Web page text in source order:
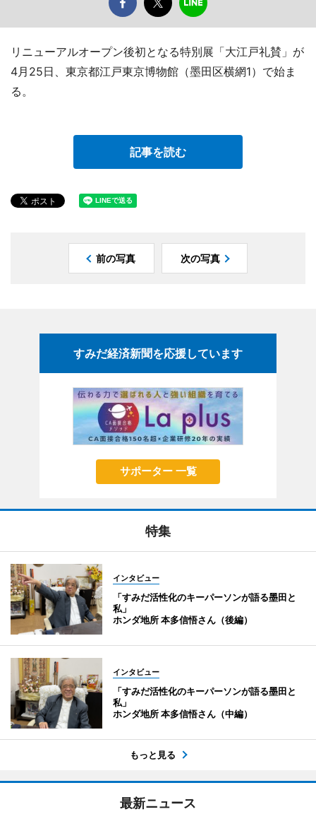
リニューアルオープン後初となる特別展「大江戸礼賛」が
4月25日、東京都江戸東京博物館（墨田区横網1）で始ま
る。
記事を読む
前の写真 次の写真
すみだ経済新聞を応援しています
サポーター 一覧
特集
インタビュー
「すみだ活性化のキーパーソンが語る墨田と
私」
ホンダ地所 本多信悟さん（後編）
インタビュー
「すみだ活性化のキーパーソンが語る墨田と
私」
ホンダ地所 本多信悟さん（中編）
もっと見る
最新ニュース